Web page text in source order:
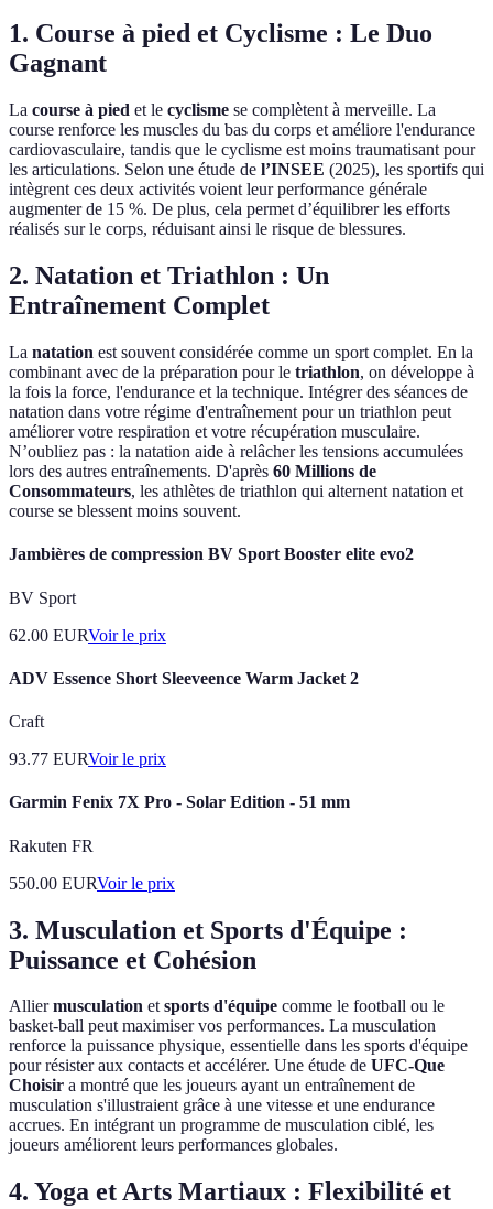
1. Course à pied et Cyclisme : Le Duo
Gagnant
La course à pied et le cyclisme se complètent à merveille. La
course renforce les muscles du bas du corps et améliore l'endurance
cardiovasculaire, tandis que le cyclisme est moins traumatisant pour
les articulations. Selon une étude de l’INSEE (2025), les sportifs qui
intègrent ces deux activités voient leur performance générale
augmenter de 15 %. De plus, cela permet d’équilibrer les efforts
réalisés sur le corps, réduisant ainsi le risque de blessures.
2. Natation et Triathlon : Un
Entraînement Complet
La natation est souvent considérée comme un sport complet. En la
combinant avec de la préparation pour le triathlon, on développe à
la fois la force, l'endurance et la technique. Intégrer des séances de
natation dans votre régime d'entraînement pour un triathlon peut
améliorer votre respiration et votre récupération musculaire.
N’oubliez pas : la natation aide à relâcher les tensions accumulées
lors des autres entraînements. D'après 60 Millions de
Consommateurs, les athlètes de triathlon qui alternent natation et
course se blessent moins souvent.
Jambières de compression BV Sport Booster elite evo2
BV Sport
62.00 EURVoir le prix
ADV Essence Short Sleeveence Warm Jacket 2
Craft
93.77 EURVoir le prix
Garmin Fenix 7X Pro - Solar Edition - 51 mm
Rakuten FR
550.00 EURVoir le prix
3. Musculation et Sports d'Équipe :
Puissance et Cohésion
Alliermusculation etsports d'équipe comme le football ou le
basket-ball peut maximiser vos performances. La musculation
renforce la puissance physique, essentielle dans les sports d'équipe
pour résister aux contacts et accélérer. Une étude de UFC-Que
Choisir a montré que les joueurs ayant un entraînement de
musculation s'illustraient grâce à une vitesse et une endurance
accrues. En intégrant un programme de musculation ciblé, les
joueurs améliorent leurs performances globales.
4. Yoga et Arts Martiaux : Flexibilité et